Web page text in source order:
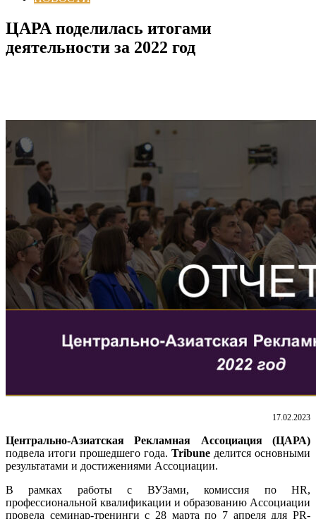
ЦАРА поделилась итогами
деятельности за 2022 год
17.02.2023
Центрально-Азиатская Рекламная Ассоциация (ЦАРА)
подвела итоги прошедшего года. Tribune делится основными
результатами и достижениями Ассоциации.
В рамках работы с ВУЗами, комиссия по HR,
профессиональной квалификации и образованию Ассоциации
провела семинар-тренинги с 28 марта по 7 апреля для PR-